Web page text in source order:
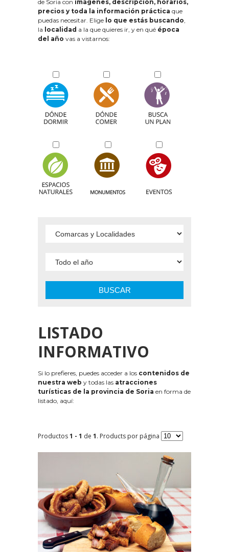
de Soria con imágenes, descripción, horarios,
precios y toda la información práctica que
puedas necesitar. Elige lo que estás buscando,
la localidad a la que quieres ir, y en qué época
del año vas a vistarnos:
BUSCAR
LISTADO
INFORMATIVO
Si lo prefieres, puedes acceder a los contenidos de
nuestra web y todas las atracciones
turísticas de la provincia de Soria en forma de
listado, aquí:
Productos1 - 1 de 1. Products por página